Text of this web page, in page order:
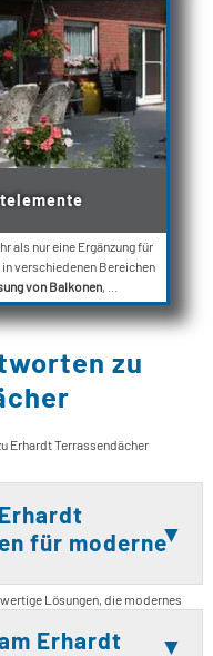
als nur eine Ergänzung für
verschiedenen Bereichen
von Balkonen
zu
Erhardt Terrassendächer
für moderne
Lösungen, die modernes
Durch die klare
Erhardt